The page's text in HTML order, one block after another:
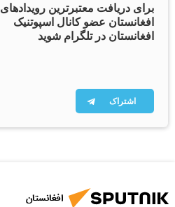
برای دریافت معتبرترین رویدادهای
افغانستان عضو کانال اسپوتنیک
افغانستان در تلگرام شوید
اشتراک
افغانستان